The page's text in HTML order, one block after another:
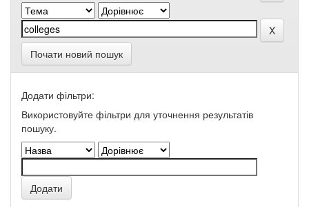
Почати новий пошук
Додати фільтри:
Використовуйте фільтри для уточнення результатів
пошуку.